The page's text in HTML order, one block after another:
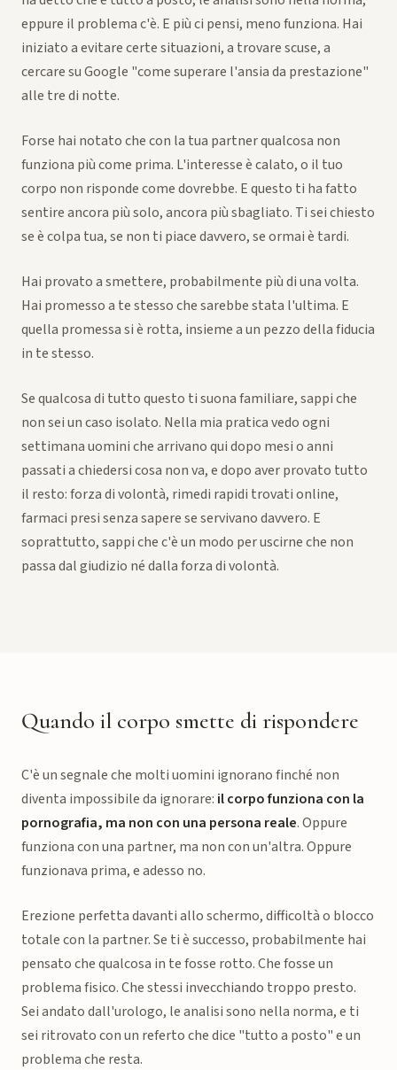
eppure il problema c'è. E più ci pensi, meno funziona. Hai
iniziato a evitare certe situazioni, a trovare scuse, a
cercare su Google "come superare l'ansia da prestazione"
alle tre di notte.
Forse hai notato che con la tua partner qualcosa non
funziona più come prima. L'interesse è calato, o il tuo
corpo non risponde come dovrebbe. E questo ti ha fatto
sentire ancora più solo, ancora più sbagliato. Ti sei chiesto
se è colpa tua, se non ti piace davvero, se ormai è tardi.
Hai provato a smettere, probabilmente più di una volta.
Hai promesso a te stesso che sarebbe stata l'ultima. E
quella promessa si è rotta, insieme a un pezzo della fiducia
in te stesso.
Se qualcosa di tutto questo ti suona familiare, sappi che
non sei un caso isolato. Nella mia pratica vedo ogni
settimana uomini che arrivano qui dopo mesi o anni
passati a chiedersi cosa non va, e dopo aver provato tutto
il resto: forza di volontà, rimedi rapidi trovati online,
farmaci presi senza sapere se servivano davvero. E
soprattutto, sappi che c'è un modo per uscirne che non
passa dal giudizio né dalla forza di volontà.
Quando il corpo smette di rispondere
C'è un segnale che molti uomini ignorano finché non
diventa impossibile da ignorare: il corpo funziona con la
pornografia, ma non con una persona reale. Oppure
funziona con una partner, ma non con un'altra. Oppure
funzionava prima, e adesso no.
Erezione perfetta davanti allo schermo, difficoltà o blocco
totale con la partner. Se ti è successo, probabilmente hai
pensato che qualcosa in te fosse rotto. Che fosse un
problema fisico. Che stessi invecchiando troppo presto.
Sei andato dall'urologo, le analisi sono nella norma, e ti
sei ritrovato con un referto che dice "tutto a posto" e un
problema che resta.